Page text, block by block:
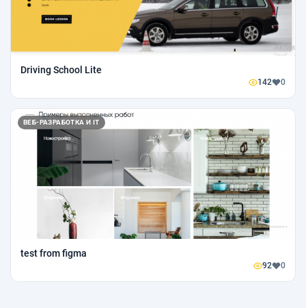
Driving School Lite
142 0
ВЕБ-РАЗРАБОТКА И IT
test from figma
92 0